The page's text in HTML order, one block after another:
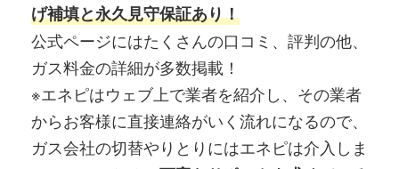
げ補填と永久見守保証あり！
公式ページにはたくさんの口コミ、評判の他、
ガス料金の詳細が多数掲載！
※エネピはウェブ上で業者を紹介し、その業者
からお客様に直接連絡がいく流れになるので、
ガス会社の切替やりとりにはエネピは介入しま